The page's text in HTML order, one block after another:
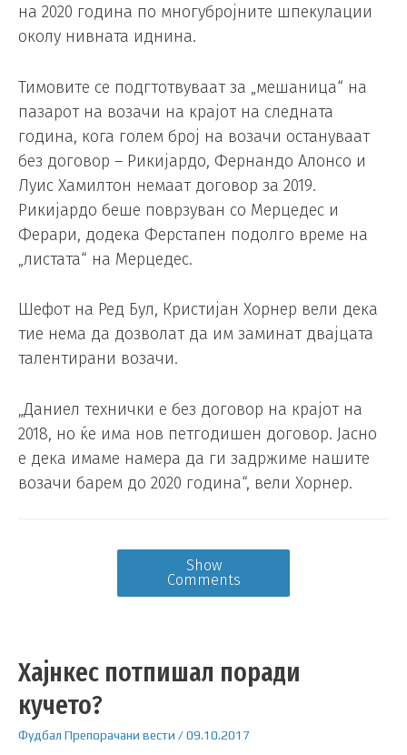
на 2020 година по многубројните шпекулации
околу нивната иднина.
Тимовите се подгтотвуваат за „мешаница“ на
пазарот на возачи на крајот на следната
година, кога голем број на возачи остануваат
без договор – Рикијардо, Фернандо Алонсо и
Луис Хамилтон немаат договор за 2019.
Рикијардо беше поврзуван со Мерцедес и
Ферари, додека Ферстапен подолго време на
„листата“ на Мерцедес.
Шефот на Ред Бул, Кристијан Хорнер вели дека
тие нема да дозволат да им заминат двајцата
талентирани возачи.
„Даниел технички е без договор на крајот на
2018, но ќе има нов петгодишен договор. Јасно
е дека имаме намера да ги задржиме нашите
возачи барем до 2020 година“, вели Хорнер.
Show
Comments
Хaјнкес потпишал поради
кучето?
Фудбал Препорачани вести /09.10.2017